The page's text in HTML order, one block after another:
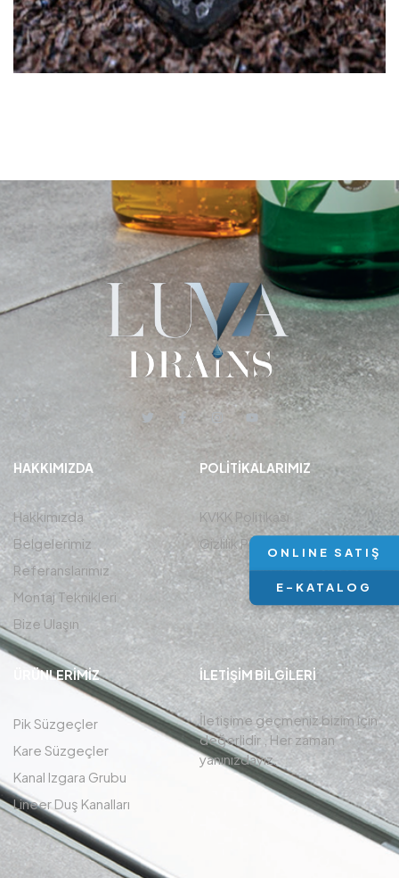
HAKKIMIZDA
Hakkımızda
Belgelerimiz
Referanslarımız
Montaj Teknikleri
Bize Ulaşın
POLITIKALARIMIZ
KVKK Politikası
Gizlilik Politikası
ÜRÜNLERIMIZ
Pik Süzgeçler
Kare Süzgeçler
Kanal Izgara Grubu
Lineer Duş Kanalları
İLETIŞIM BİLGİLERİ
İletişime geçmeniz bizim için
değerlidir , Her zaman
yanınızdayız.
ONLINE SATIŞ
E-KATALOG